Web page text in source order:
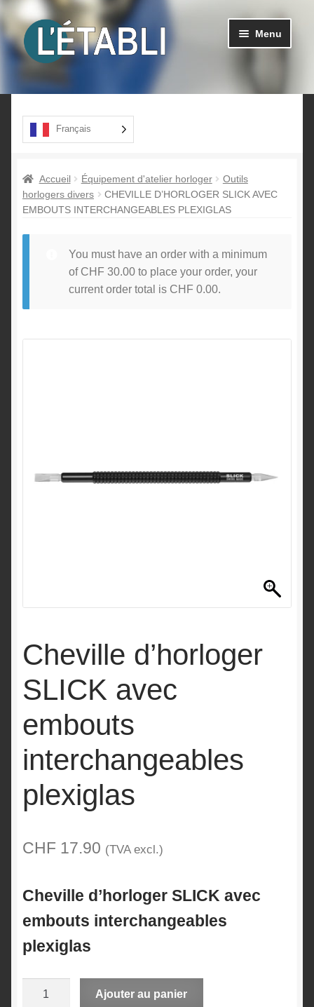
Aller
à
Aller
au
contenu
Menu
Produits
le
A propos
Français
Accueil Équipement d'atelier horloger
Outils
horlogers divers
CHEVILLE D’HORLOGER SLICK AVEC
EMBOUTS INTERCHANGEABLES PLEXIGLAS
You must have an order with a minimum
of CHF 30.00to place your order, your
current order total is CHF 0.00.
Cheville d’horloger
SLICK avec
embouts
interchangeables
plexiglas
CHF 17.90 (TVA excl.)
Cheville d’horloger SLICK avec
embouts interchangeables
plexiglas
Ajouter au panier